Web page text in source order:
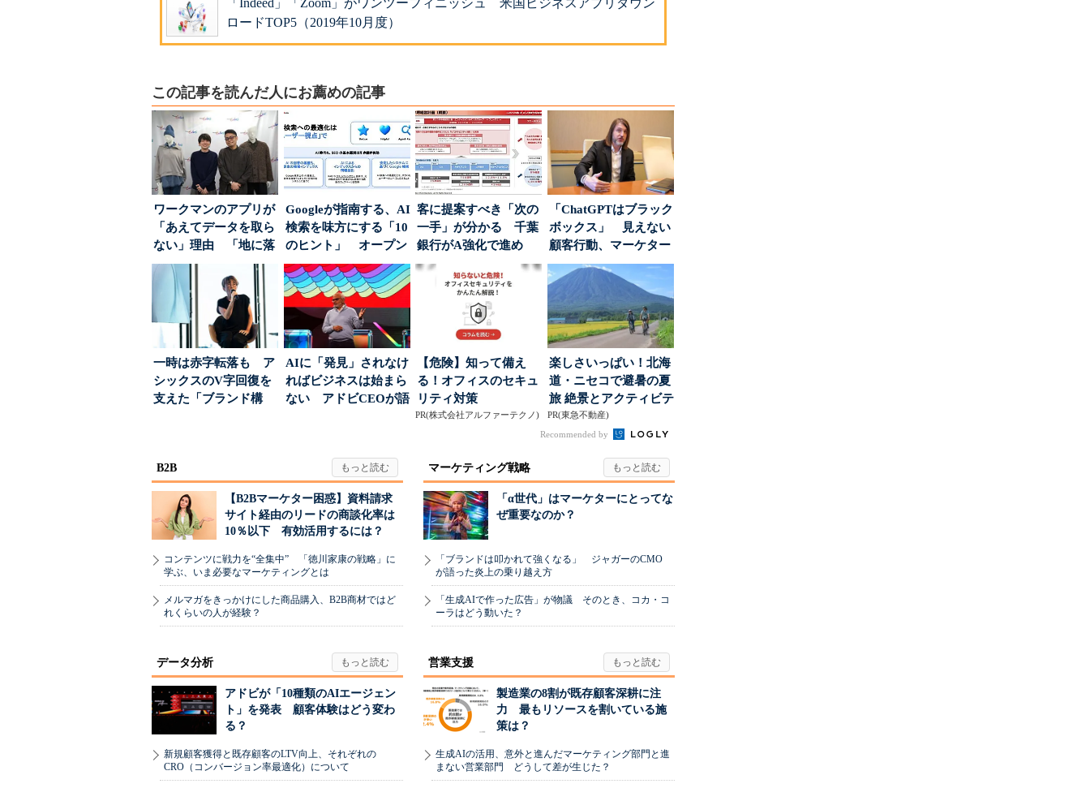
「Indeed」「Zoom」がワンツーフィニッシュ 米国ビジネスアプリダウン
ロードTOP5（2019年10月度）
この記事を読んだ人にお薦めの記事
ワークマンのアプリが
「あえてデータを取ら
ない」理由 「地に落
ちた顧客満足度」を
引...
Googleが指南する、AI
検索を味方にする「10
のヒント」 オープン
ハウスでは...
客に提案すべき「次の
一手」が分かる 千葉
銀行がA強化で進め
る“One to On...
「ChatGPTはブラック
ボックス」 見えない
顧客行動、マーケター
に残された打ち...
一時は赤字転落も ア
シックスのV字回復を
支えた「ブランド構
AIに「発見」されなけ
ればビジネスは始まら
ない アドビCEOが語
【危険】知って備え
る！オフィスのセキュ
リティ対策
PR(株式会社アルファーテクノ)
楽しさいっぱい！北海
道・ニセコで避暑の夏
旅 絶景とアクティビテ
ィが揃う「ニセコ東...
PR(東急不動産)
Recommended by
B2B
【B2Bマーケター困惑】資料請求
サイト経由のリードの商談化率は
10％以下 有効活用するには？
コンテンツに戦力を“全集中” 「徳川家康の戦略」に
学ぶ、いま必要なマーケティングとは
メルマガをきっかけにした商品購入、B2B商材ではど
れくらいの人が経験？
マーケティング戦略
「α世代」はマーケターにとってな
ぜ重要なのか？
「ブランドは叩かれて強くなる」 ジャガーのCMO
が語った炎上の乗り越え方
「生成AIで作った広告」が物議 そのとき、コカ・コ
ーラはどう動いた？
データ分析
アドビが「10種類のAIエージェン
ト」を発表 顧客体験はどう変わ
る？
新規顧客獲得と既存顧客のLTV向上、それぞれの
CRO（コンバージョン率最適化）について
営業支援
製造業の8割が既存顧客深耕に注
力 最もリソースを割いている施
策は？
生成AIの活用、意外と進んだマーケティング部門と進
まない営業部門 どうして差が生じた？